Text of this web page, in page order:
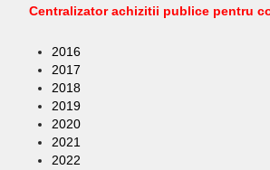
Centralizator achizitii publice pentru
2016
2017
2018
2019
2020
2021
2022